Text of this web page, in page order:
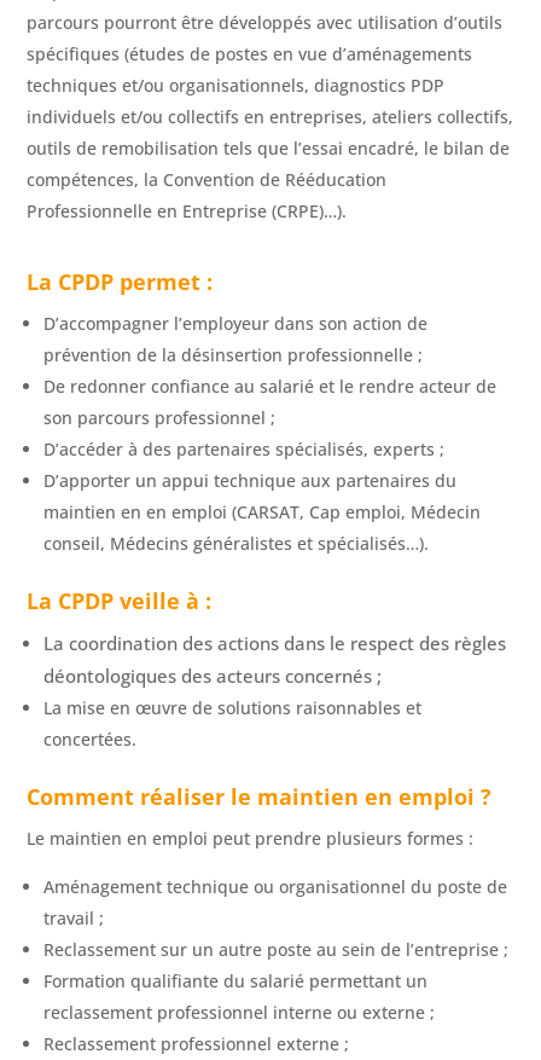
parcours pourront être développés avec utilisation d’outils
spécifiques (études de postes en vue d’aménagements
techniques et/ou organisationnels, diagnostics PDP
individuels et/ou collectifs en entreprises, ateliers collectifs,
outils de remobilisation tels que l’essai encadré, le bilan de
compétences, la Convention de Rééducation
Professionnelle en Entreprise (CRPE)…).
La CPDP permet :
D’accompagner l’employeur dans son action de
prévention de la désinsertion professionnelle ;
De redonner confiance au salarié et le rendre acteur de
son parcours professionnel ;
D’accéder à des partenaires spécialisés, experts ;
D’apporter un appui technique aux partenaires du
maintien en en emploi (CARSAT, Cap emploi, Médecin
conseil, Médecins généralistes et spécialisés…).
La CPDP veille à :
La coordination des actions dans le respect des règles
déontologiques des acteurs concernés ;
La mise en œuvre de solutions raisonnables et
concertées.
Comment réaliser le maintien en emploi ?
Le maintien en emploi peut prendre plusieurs formes :
Aménagement technique ou organisationnel du poste de
travail ;
Reclassement sur un autre poste au sein de l’entreprise ;
Formation qualifiante du salarié permettant un
reclassement professionnel interne ou externe ;
Reclassement professionnel externe ;